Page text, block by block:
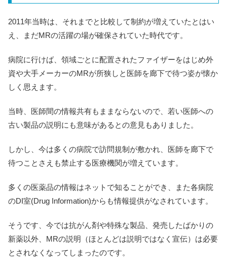
2011年当時は、それまでと比較して制約が増えていたとはい
え、まだMRの活躍の場が確保されていた時代です。
病院に行けば、領域ごとに配置されたファイザーをはじめ外
資や大手メーカーのMRが所狭しと医師を廊下で待つ姿が懐か
しく思えます。
当時、医師間の情報共有もままならないので、若い医師への
古い製品の説明にも意味があるとの意見もありました。
しかし、今は多くの病院で訪問規制が敷かれ、医師を廊下で
待つことさえも禁止する医療機関が増えています。
多くの医薬品の情報はネットで知ることができ、また各病院
のDI室(Drug Information)からも情報提供がなされています。
そうです、今では抗がん剤や特殊な製品、発売したばかりの
新薬以外、MRの説明（ほとんどは説明ではなく宣伝）は必要
とされなくなってしまったのです。